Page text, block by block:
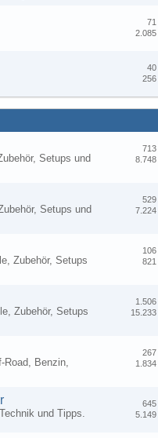
71
2.085
40
256
Setups und
713
8.748
Setups und
529
7.224
Zubehör, Setups
106
821
Zubehör, Setups
1.506
15.233
Road, Benzin,
267
1.834
und Tipps.
645
5.149